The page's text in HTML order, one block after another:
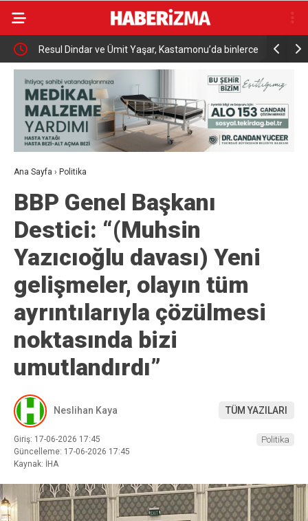
Resul Dindar ve Ümit Yaşar, Kastamonu’da binlerce
vatandaşa unutulmaz bir gece yaşattı
Ana Sayfa › Politika
BBP Genel Başkanı
Destici: “(Muhsin
Yazıcıoğlu davası) Yeni
gelişmeler, olayın tüm
ayrıntılarıyla çözülmesi
noktasında bizi
umutlandırdı”
Neslihan Kaya TÜM YAZILARI
Giriş: 17-06-2026 17:45
Güncelleme: 17-06-2026 17:45
Kaynak: İHA
Politika